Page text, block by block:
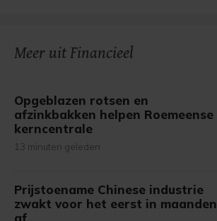
Meer uit Financieel
Opgeblazen rotsen en
afzinkbakken helpen Roemeense
kerncentrale
13 minuten geleden
Prijstoename Chinese industrie
zwakt voor het eerst in maanden
af